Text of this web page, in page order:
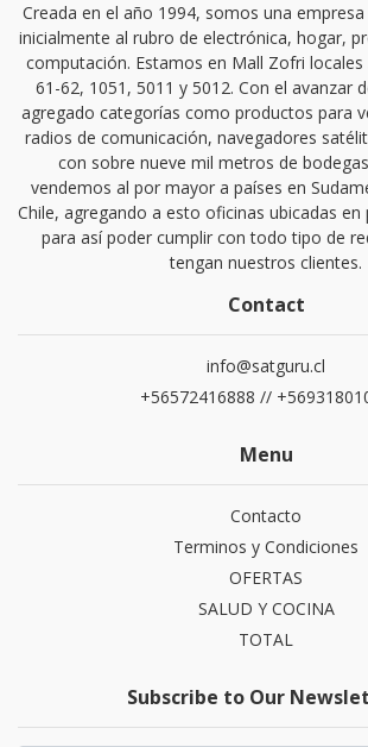
Creada en el año 1994, somos una
inicialmente al rubro de electrónica, hogar,
computación. Estamos en Mall Zofri locales
61-62, 1051, 5011 y 5012. Con el avanzar
agregado categorías como productos para
radios de comunicación, navegadores
con sobre nueve mil metros de
vendemos al por mayor a países en
Chile, agregando a esto oficinas ubicadas
para así poder cumplir con todo tipo de
tengan nuestros clientes.
Contact
info@satguru.cl
+56572416888 //
Menu
Contacto
Terminos y Condiciones
OFERTAS
SALUD Y COCINA
TOTAL
Subscribe to Our